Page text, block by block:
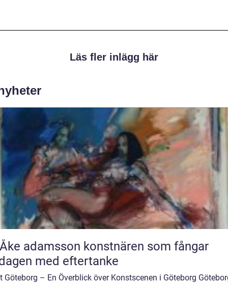
Läs fler inlägg här
konstnären som fångar
med eftertanke
Göteborg – En Överblick över Konstscenen i Göteborg